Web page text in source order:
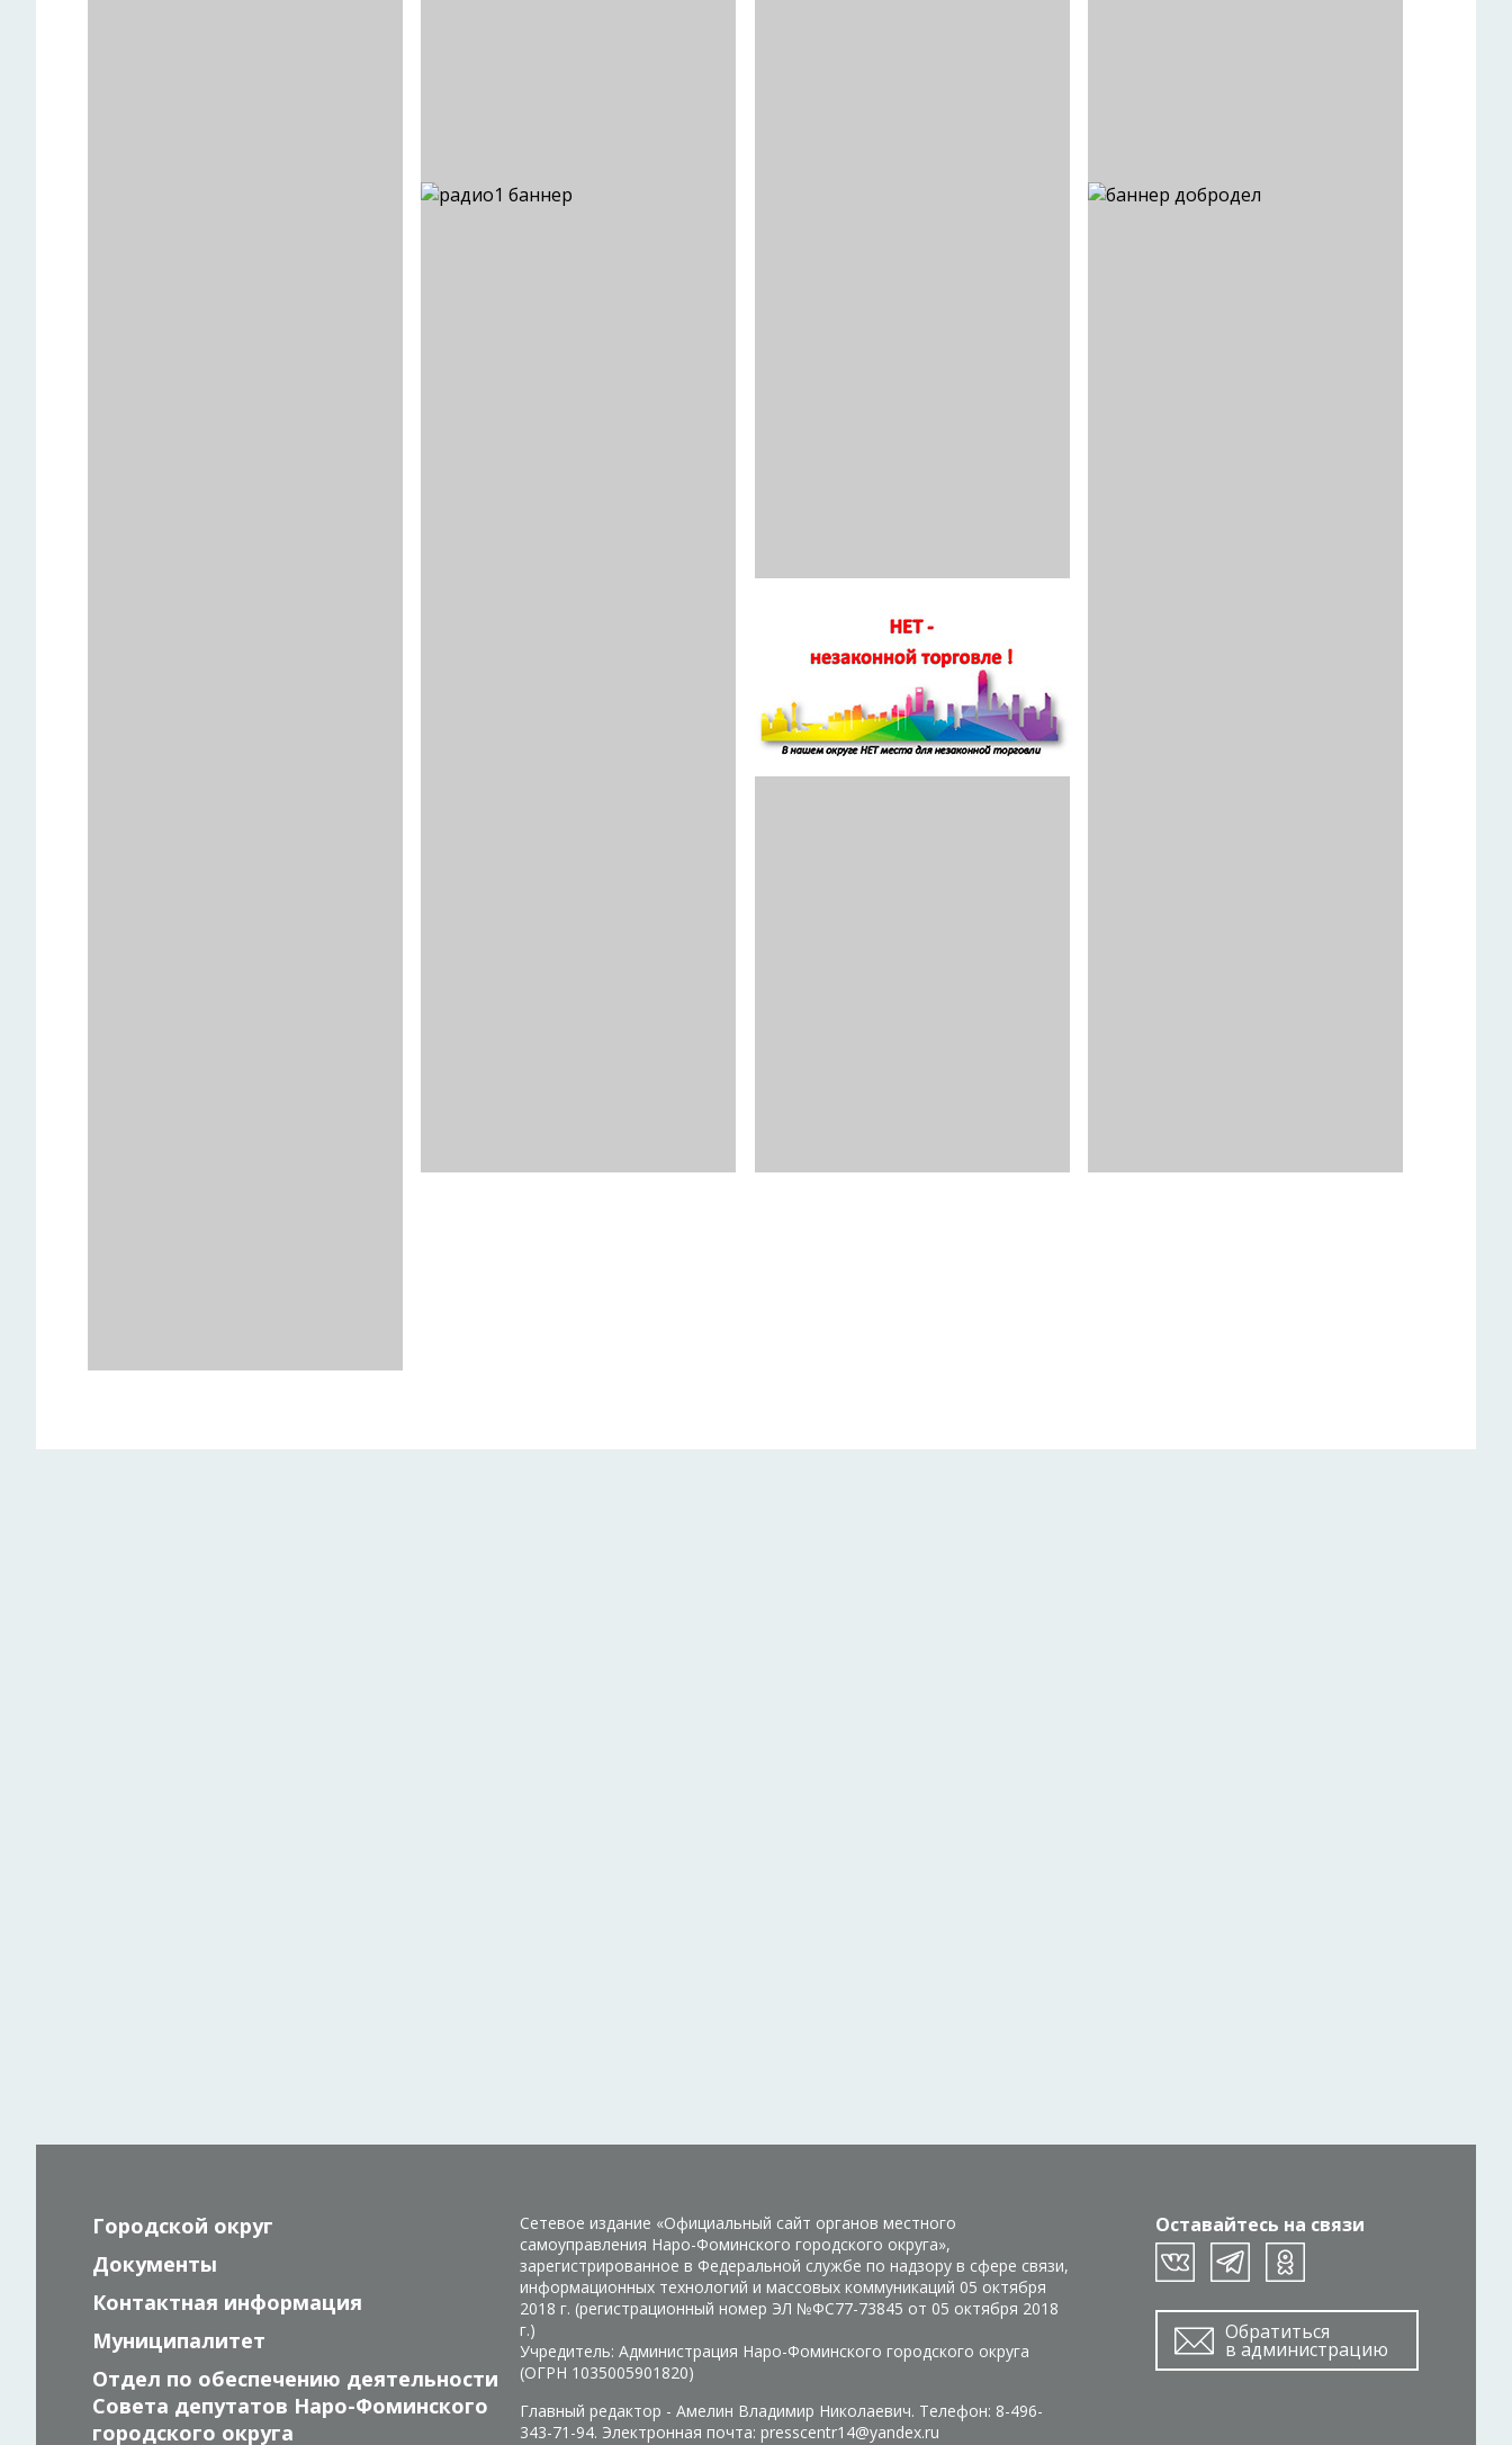
Оставайтесь на связи
Обратиться
в администрацию
Городской округ
Документы
Контактная информация
Муниципалитет
Отдел по обеспечению деятельности
Совета депутатов Наро-Фоминского
городского округа
Сетевое издание «Официальный сайт органов местного
самоуправления Наро-Фоминского городского округа»,
зарегистрированное в Федеральной службе по надзору в сфере связи,
информационных технологий и массовых коммуникаций 05 октября
2018 г. (регистрационный номер ЭЛ №ФС77-73845 от 05 октября 2018
г.)
Учредитель: Администрация Наро-Фоминского городского округа
(ОГРН 1035005901820)
Главный редактор - Амелин Владимир Николаевич. Телефон: 8-496-
343-71-94. Электронная почта: presscentr14@yandex.ru